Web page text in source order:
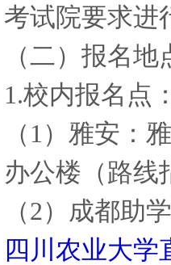
考试院要求进
（二）报名地
1.校内报名点
（1）雅安：
办公楼（路线
（2）成都助
四川农业大学